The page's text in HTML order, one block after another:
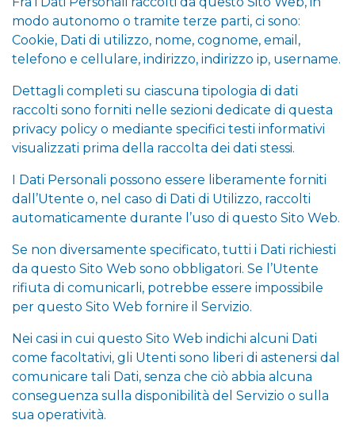
modo autonomo o tramite terze parti, ci sono:
Cookie, Dati di utilizzo, nome, cognome, email,
telefono e cellulare, indirizzo, indirizzo ip, username.
Dettagli completi su ciascuna tipologia di dati
raccolti sono forniti nelle sezioni dedicate di questa
privacy policy o mediante specifici testi informativi
visualizzati prima della raccolta dei dati stessi.
I Dati Personali possono essere liberamente forniti
dall’Utente o, nel caso di Dati di Utilizzo, raccolti
automaticamente durante l’uso di questo Sito Web.
Se non diversamente specificato, tutti i Dati richiesti
da questo Sito Web sono obbligatori. Se l’Utente
rifiuta di comunicarli, potrebbe essere impossibile
per questo Sito Web fornire il Servizio.
Nei casi in cui questo Sito Web indichi alcuni Dati
come facoltativi, gli Utenti sono liberi di astenersi dal
comunicare tali Dati, senza che ciò abbia alcuna
conseguenza sulla disponibilità del Servizio o sulla
sua operatività.